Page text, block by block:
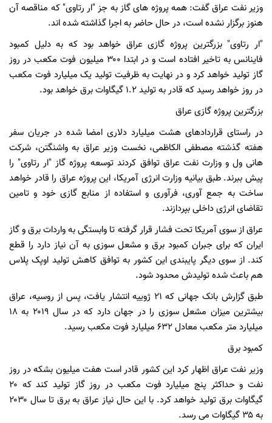
وزیر نفت عراق گفت: همه پروژه های گاز به جز "ار رتاوی" که مناقصه آن
هنوز برگزار نشده است، در حال حاضر به اجرا گذاشته شده اند.
"ار رتاوی" بزرگترین پروژه گازی عراق خواهد بود که به دلیل کمبود
فاینانس به تاخیر افتاده است و در ابتدا ۳۰۰ میلیون فوت مکعب در روز
گاز تولید خواهد کرد و در نهایت به ظرفیت تولید یک میلیارد فوت مکعب
در روز خواهد رسید که قادر به تولید ۱.۲ گیگاوات برق خواهد بود.
بزرگترین پروژه گازی عراق
در راستای قراردادهای هشت میلیارد دلاری امضا شده در جریان سفر
هفته گذشته مصطفی الکاظمی، نخست وزیر عراق به واشنگتن، شرکت
هانی ول و وزارت نفت عراق توافق کردند توسعه پروژه گاز "ار رتاوی" را
پیش ببرند. طبق بیانیه وزارت انرژی آمریکا، این پروژه عراق را قادر خواهد
ساخت به جمع آوری، فرآوری و استفاده از منابع گازی خود و تامین
تقاضای انرژی داخلی بپردازند.
عراق از سوی آمریکا تحت فشار قرار گرفته تا وابستگی به واردات برق و گاز
ایران که برای جبران کمبود برق و مشعل سوزی به آن نیاز دارد را قطع
کند. از سوی دیگر پایبندی این کشور به توافق کاهش تولید اوپک پلاس
هم باعث شده تولیدش محدود شود.
طبق گزارش بانک جهانی که ۲۱ ژوییه انتشار یافت، پس از روسیه، عراق
بیشترین میزان مشعل سوزی را در جهان دارد که در سال ۲۰۱۹ به ۱۸
میلیارد متر مکعب معادل ۶۳۲ میلیارد فوت مکعب رسید.
کمبود برق
وزیر نفت عراق اظهار کرد این کشور قادر است هفت میلیون بشکه در روز
نفت و حداکثر پنج میلیارد فوت مکعب در روز گاز تولید کند که ۲۰
گیگاوات برق تولید خواهد کرد. با این حال نیاز عراق به برق تا سال ۲۰۳۰
به ۳۵ گیگاوات می رسد.